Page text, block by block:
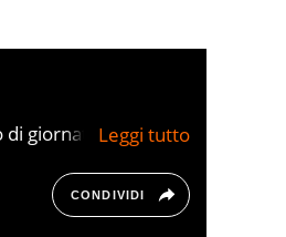
di giornata contro
CONDIVIDI